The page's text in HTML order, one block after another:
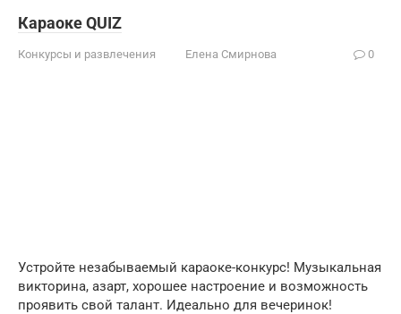
Караоке QUIZ
Конкурсы и развлечения Елена Смирнова 0
Устройте незабываемый караоке-конкурс! Музыкальная
викторина, азарт, хорошее настроение и возможность
проявить свой талант. Идеально для вечеринок!